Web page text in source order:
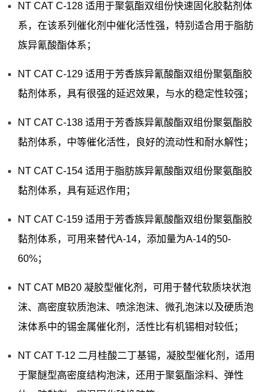
NT CAT C-128 适用于聚氨酯双组份快速固化胶黏剂体
系，在该系列催化剂中催化活性强，特别适合用于脂肪
族异氰酸酯体系；
NT CAT C-129 适用于芳香族异氰酸酯双组份聚氨酯胶
黏剂体系，具有很强的延迟效果，与水的稳定性较强；
NT CAT C-138 适用于芳香族异氰酸酯双组份聚氨酯胶
黏剂体系，中等催化活性，良好的流动性和耐水解性；
NT CAT C-154 适用于脂肪族异氰酸酯双组份聚氨酯胶
黏剂体系，具有延迟作用；
NT CAT C-159 适用于芳香族异氰酸酯双组份聚氨酯胶
黏剂体系，可用来替代A-14，添加量为A-14的50-
60%；
NT CAT MB20 凝胶型催化剂，可用于替代软质块状泡
沫、高密度软质泡沫、喷涂泡沫、微孔泡沫以及硬质泡
沫体系中的锡金属催化剂，活性比有机锡相对较低；
NT CAT T-12 二月桂酸二丁基锡，凝胶型催化剂，适用
于聚醚型高密度结构泡沫，还用于聚氨酯涂料、弹性